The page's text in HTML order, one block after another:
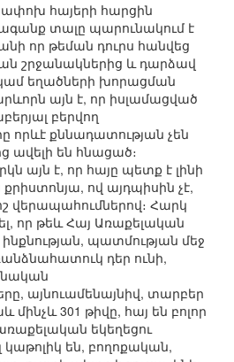
հայերի հարցին
տալը պարունակում է
որ թեման դուրս հանվեց
շրջանակներից և դարձավ
եղածների խորացման
այն է, որ իսլամացված
բերվող
քննադատության չեն
ավելի են հնացած։
այն է, որ հայը պետք է լինի
ով այդպիսին չէ,
վերապահումներով։ Հարկ
որ թեև Հայ Առաքելական
պատմության մեջ
դեր ունի,
այնուամենայնիվ, տարբեր
մինչև 301 թիվը, հայ են բոլոր
եկեղեցու
կաթոլիկ են, բողոքական,